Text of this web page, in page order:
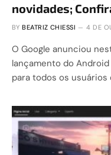
novidades;
BY BEATRIZ CHIESSI 4 DE
O Google anunciou
lançamento do
para todos os usuários